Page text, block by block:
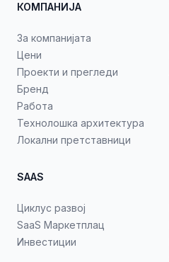
КОМПАНИЈА
За компанијата
Цени
Проекти и прегледи
Бренд
Работа
Технолошка архитектура
Локални претставници
SAAS
Циклус развој
SaaS Маркетплац
Инвестиции